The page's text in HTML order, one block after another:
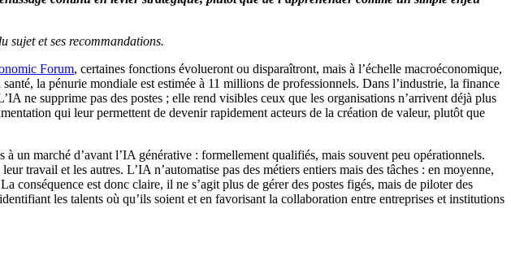
sujet et ses recommandations.
Forum, certaines fonctions évolueront ou disparaîtront, mais à l’échelle macroéconomique,
la pénurie mondiale est estimée à 11 millions de professionnels. Dans l’industrie, la finance
ne supprime pas des postes ; elle rend visibles ceux que les organisations n’arrivent déjà plus
qui leur permettent de devenir rapidement acteurs de la création de valeur, plutôt que
un marché d’avant l’IA générative : formellement qualifiés, mais souvent peu opérationnels.
travail et les autres. L’IA n’automatise pas des métiers entiers mais des tâches : en moyenne,
est donc claire, il ne s’agit plus de gérer des postes figés, mais de piloter des
les talents où qu’ils soient et en favorisant la collaboration entre entreprises et institutions